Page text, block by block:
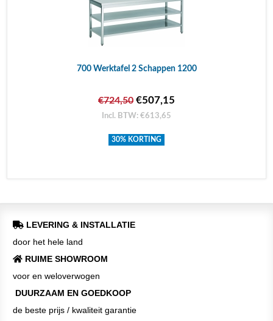
700 Werktafel 2 Schappen 1200
€724,50 €507,15
Incl. BTW: €613,65
30% KORTING
LEVERING & INSTALLATIE
door het hele land
RUIME SHOWROOM
voor en weloverwogen
DUURZAAM EN GOEDKOOP
de beste prijs / kwaliteit garantie